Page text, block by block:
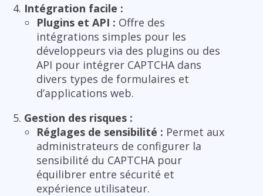
Intégration facile :
Plugins et API : Offre des
intégrations simples pour les
développeurs via des plugins ou des
API pour intégrer CAPTCHA dans
divers types de formulaires et
d’applications web.
Gestion des risques :
Réglages de sensibilité : Permet aux
administrateurs de configurer la
sensibilité du CAPTCHA pour
équilibrer entre sécurité et
expérience utilisateur.